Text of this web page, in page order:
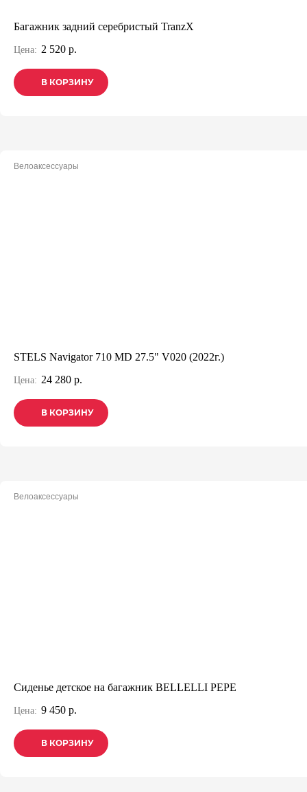
Багажник задний серебристый TranzX
Цена: 2 520 р.
В КОРЗИНУ
В КОРЗИНУ
В КОРЗИНУ
Велоаксессуары
STELS Navigator 710 MD 27.5" V020 (2022г.)
Цена: 24 280 р.
В КОРЗИНУ
В КОРЗИНУ
В КОРЗИНУ
Велоаксессуары
Сиденье детское на багажник BELLELLI PEPE
Цена: 9 450 р.
В КОРЗИНУ
В КОРЗИНУ
В КОРЗИНУ